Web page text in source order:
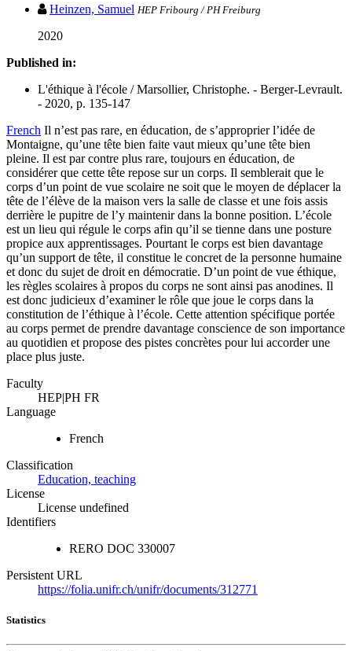
Heinzen, Samuel HEP Fribourg / PH Freiburg
2020
Published in:
L'éthique à l'école / Marsollier, Christophe. - Berger-Levrault.
- 2020, p. 135-147
French Il n’est pas rare, en éducation, de s’approprier l’idée de
Montaigne, qu’une tête bien faite vaut mieux qu’une tête bien
pleine. Il est par contre plus rare, toujours en éducation, de
considérer que cette tête repose sur un corps. Il semblerait que le
corps d’un point de vue scolaire ne soit que le moyen de déplacer la
tête de l’élève de la maison vers la salle de classe et une fois assis
derrière le pupitre de l’y maintenir dans la bonne position. L’école
est un lieu qui régule le corps afin qu’il se tienne dans une posture
propice aux apprentissages. Pourtant le corps est bien davantage
qu’un support de tête, il constitue le concret de la personne humaine
et donc du sujet de droit en démocratie. D’un point de vue éthique,
les règles scolaires à propos du corps ne sont ainsi pas anodines. Il
est donc judicieux d’examiner le rôle que joue le corps dans la
constitution de l’éthique à l’école. Cette attention spécifique portée
au corps permet de prendre davantage conscience de son importance
au quotidien et propose des pistes concrètes pour lui accorder une
place plus juste.
Faculty
HEP|PH FR
Language
French
Classification
Education, teaching
License
License undefined
Identifiers
RERO DOC 330007
Persistent URL
https://folia.unifr.ch/unifr/documents/312771
Statistics